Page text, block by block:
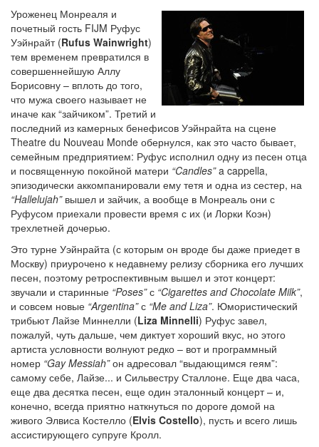
Уроженец Монреаля и
почетный гость FIJM Руфус
Уэйнрайт (Rufus Wainwright)
тем временем превратился в
совершеннейшую Аллу
Борисовну – вплоть до того,
что мужа своего называет не
иначе как “зайчиком”. Третий и
последний из камерных бенефисов Уэйнрайта на сцене
Theatre du Nouveau Monde обернулся, как это часто бывает,
семейным предприятием: Руфус исполнил одну из песен отца
и посвященную покойной матери “Candles”a cappella,
эпизодически аккомпанировали ему тетя и одна из сестер, на
“Hallelujah”вышел и зайчик, а вообще в Монреаль они с
Руфусом приехали провести время с их (и Лорки Коэн)
трехлетней дочерью.
Это турне Уэйнрайта (с которым он вроде бы даже приедет в
Москву) приурочено к недавнему релизу сборника его лучших
песен, поэтому ретроспективным вышел и этот концерт:
звучали и старинные “Poses”с “Cigarettes and Chocolate Milk”,
и совсем новые “Argentina”с “Me and Liza”. Юмористический
трибьют Лайзе Миннелли (Liza Minnelli) Руфус завел,
пожалуй, чуть дальше, чем диктует хороший вкус, но этого
артиста условности волнуют редко – вот и программный
номер “Gay Messiah”он адресовал “выдающимся геям”:
самому себе, Лайзе... и Сильвестру Сталлоне. Еще два часа,
еще два десятка песен, еще один эталонный концерт – и,
конечно, всегда приятно наткнуться по дороге домой на
живого Элвиса Костелло (Elvis Costello), пусть и всего лишь
ассистирующего супруге Кролл.